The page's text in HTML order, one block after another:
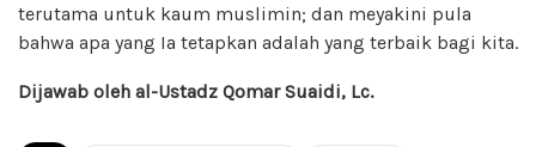
terutama untuk kaum muslimin; dan meyakini pula
bahwa apa yang Ia tetapkan adalah yang terbaik bagi kita.
Dijawab oleh al-Ustadz Qomar Suaidi, Lc.